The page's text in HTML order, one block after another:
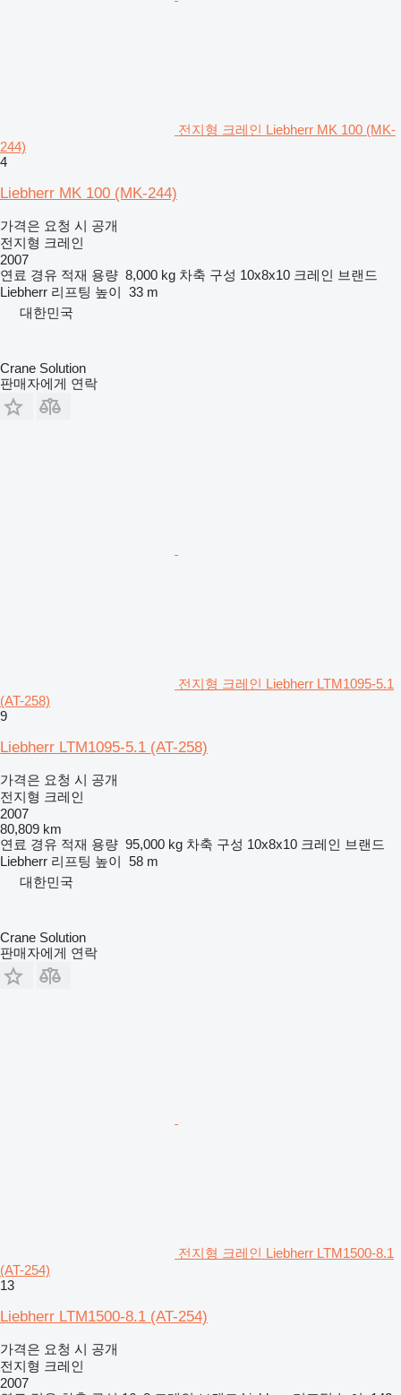
전지형 크레인 Liebherr MK 100 (MK-
244)
4
Liebherr MK 100 (MK-244)
가격은 요청 시 공개
전지형 크레인
2007
연료 경유 적재 용량 8,000 kg 차축 구성 10x8x10 크레인 브랜드
Liebherr 리프팅 높이 33 m
대한민국
Crane Solution
판매자에게 연락
전지형 크레인 Liebherr LTM1095-5.1
(AT-258)
9
Liebherr LTM1095-5.1 (AT-258)
가격은 요청 시 공개
전지형 크레인
2007
80,809 km
연료 경유 적재 용량 95,000 kg 차축 구성 10x8x10 크레인 브랜드
Liebherr 리프팅 높이 58 m
대한민국
Crane Solution
판매자에게 연락
전지형 크레인 Liebherr LTM1500-8.1
(AT-254)
13
Liebherr LTM1500-8.1 (AT-254)
가격은 요청 시 공개
전지형 크레인
2007